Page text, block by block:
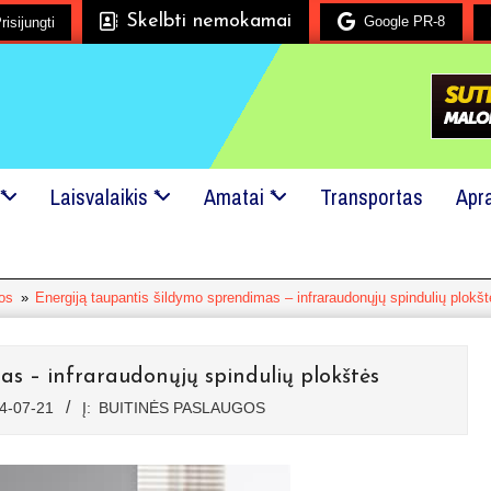
mielai padėsime! 24x7 pagalba! Kreipkitės į mus, net jei tai
Skelbti nemokamai Google PR-8
Laisvalaikis * Amatai * Transportas
» Energiją taupantis šildymo sprendimas – infraraudonųjų spindulių
– infraraudonųjų spindulių plokštės
07-21 Į: BUITINĖS PASLAUGOS